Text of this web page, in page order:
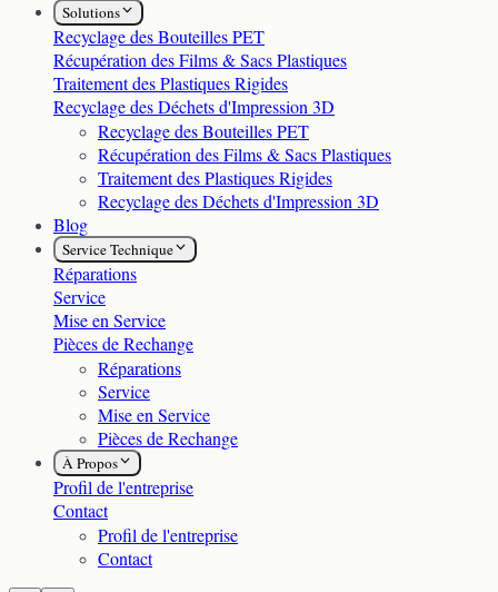
Solutions
Recyclage des Bouteilles PET
Récupération des Films & Sacs Plastiques
Traitement des Plastiques Rigides
Recyclage des Déchets d'Impression 3D
Recyclage des Bouteilles PET
Récupération des Films & Sacs Plastiques
Traitement des Plastiques Rigides
Recyclage des Déchets d'Impression 3D
Blog
Service Technique
Réparations
Service
Mise en Service
Pièces de Rechange
Réparations
Service
Mise en Service
Pièces de Rechange
À Propos
Profil de l'entreprise
Contact
Profil de l'entreprise
Contact